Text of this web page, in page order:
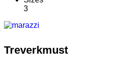
3
Treverkmust